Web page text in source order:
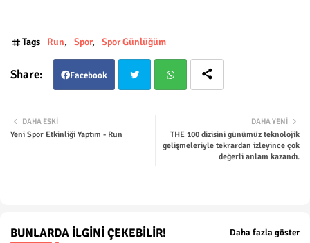
Tags Run Spor Spor Günlüğüm
Facebook
tsap
DAHA YENI
THE 100 dizisini günümüz teknolojik
gelişmeleriyle tekrardan izleyince çok
değerli anlam kazandı.
DAHA ESKI
Yeni Spor Etkinliği Yaptım - Run
BUNLARDA İLGINI ÇEKEBILIR! Daha fazla göster